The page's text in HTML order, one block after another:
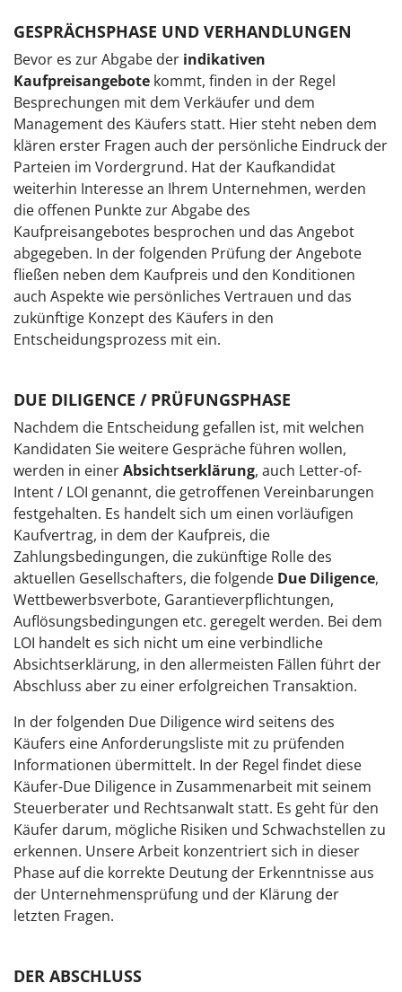
GESPRÄCHSPHASE UND VERHANDLUNGEN
Bevor es zur Abgabe der indikativen
Kaufpreisangebote kommt, finden in der Regel
Besprechungen mit dem Verkäufer und dem
Management des Käufers statt. Hier steht neben dem
klären erster Fragen auch der persönliche Eindruck der
Parteien im Vordergrund. Hat der Kaufkandidat
weiterhin Interesse an Ihrem Unternehmen, werden
die offenen Punkte zur Abgabe des
Kaufpreisangebotes besprochen und das Angebot
abgegeben. In der folgenden Prüfung der Angebote
fließen neben dem Kaufpreis und den Konditionen
auch Aspekte wie persönliches Vertrauen und das
zukünftige Konzept des Käufers in den
Entscheidungsprozess mit ein.
DUE DILIGENCE / PRÜFUNGSPHASE
Nachdem die Entscheidung gefallen ist, mit welchen
Kandidaten Sie weitere Gespräche führen wollen,
werden in einerAbsichtserklärung, auch Letter-of-
Intent / LOI genannt, die getroffenen Vereinbarungen
festgehalten. Es handelt sich um einen vorläufigen
Kaufvertrag, in dem der Kaufpreis, die
Zahlungsbedingungen, die zukünftige Rolle des
aktuellen Gesellschafters, die folgende Due Diligence,
Wettbewerbsverbote, Garantieverpflichtungen,
Auflösungsbedingungen etc. geregelt werden. Bei dem
LOI handelt es sich nicht um eine verbindliche
Absichtserklärung, in den allermeisten Fällen führt der
Abschluss aber zu einer erfolgreichen Transaktion.
In der folgenden Due Diligence wird seitens des
Käufers eine Anforderungsliste mit zu prüfenden
Informationen übermittelt. In der Regel findet diese
Käufer-Due Diligence in Zusammenarbeit mit seinem
Steuerberater und Rechtsanwalt statt. Es geht für den
Käufer darum, mögliche Risiken und Schwachstellen zu
erkennen. Unsere Arbeit konzentriert sich in dieser
Phase auf die korrekte Deutung der Erkenntnisse aus
der Unternehmensprüfung und der Klärung der
letzten Fragen.
DER ABSCHLUSS